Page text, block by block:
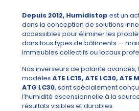
Depuis 2012, Humidistop est un
dans la conception de solutions
accessibles pour éliminer les
dans tous types de bâtiments —
immeubles collectifs ou locaux
Nos inverseurs de polarité avancés,
modèles ATE LC15, ATE LC30, ATE
ATG LC30, sont spécialement
l’humidité ascensionnelle à la
résultats visibles et durables.